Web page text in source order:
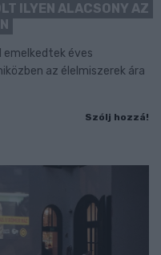
ILYEN ALACSONY AZ
emelkedtek éves
az élelmiszerek ára
Szólj hozzá!